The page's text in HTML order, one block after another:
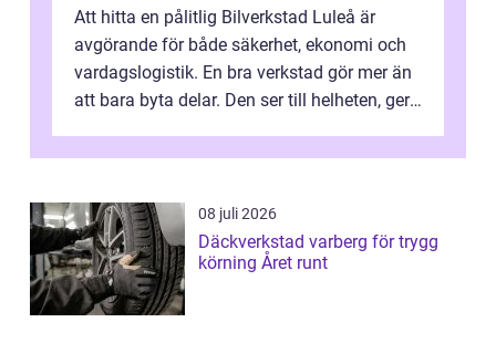
Att hitta en pålitlig Bilverkstad Luleå är
avgörande för både säkerhet, ekonomi och
vardagslogistik. En bra verkstad gör mer än
att bara byta delar. Den ser till helheten, ger
08 juli 2026
Däckverkstad varberg för trygg
körning Året runt